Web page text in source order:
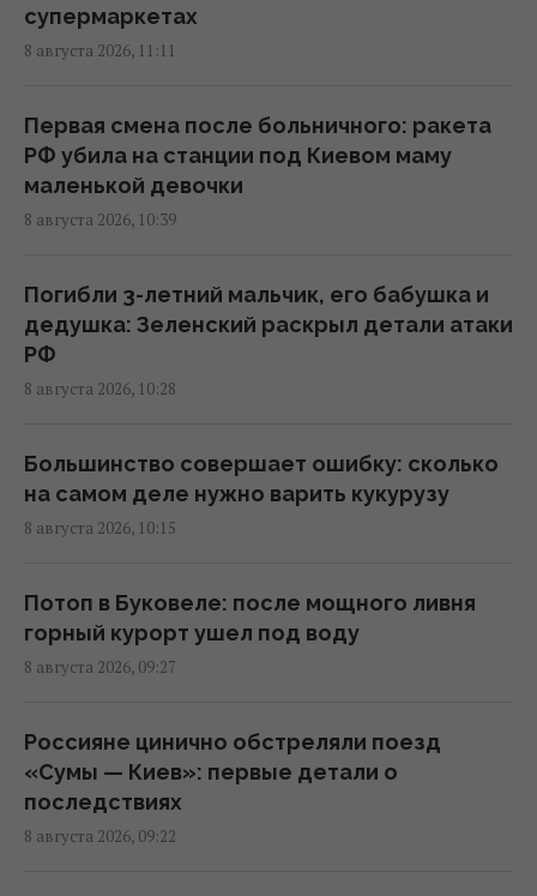
Европу накрыла новая волна жары: каким
курортам грозят лесные пожары и
10:08 суббота, 08 августа 2026
Разведка США связывает с Россией дрон
со взрывчаткой в аэропорту Лейпцига, –
09:59 суббота, 08 августа 2026
Поваров спросили, как правильно готовить
лосося, все они ответили одинаково
В США ученые обнаружили рыбу, которая
может жить более 400 лет: что о ней
09:30 суббота, 08 августа 2026
"Этому человеку не место здесь": Усик
Олимпиаде
09:27 суббота, 08 августа 2026
Ни одну баллистическую ракету не сбили:
супермаркетах
8 августа 2026, 11:11
Первая смена после больничного: ракета
РФ убила на станции под Киевом маму
маленькой девочки
8 августа 2026, 10:39
Погибли 3-летний мальчик, его бабушка и
дедушка: Зеленский раскрыл детали атаки
РФ
8 августа 2026, 10:28
Большинство совершает ошибку: сколько
на самом деле нужно варить кукурузу
8 августа 2026, 10:15
Потоп в Буковеле: после мощного ливня
горный курорт ушел под воду
8 августа 2026, 09:27
Россияне цинично обстреляли поезд
«Сумы — Киев»: первые детали о
последствиях
8 августа 2026, 09:22